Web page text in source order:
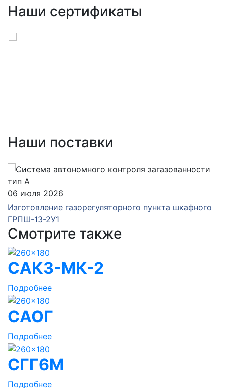
Наши сертификаты
Наши поставки
06 июля 2026
Изготовление газорегуляторного пункта шкафного
ГРПШ-13-2У1
Смотрите также
САКЗ-МК-2
Подробнее
САОГ
Подробнее
СГГ6М
Подробнее